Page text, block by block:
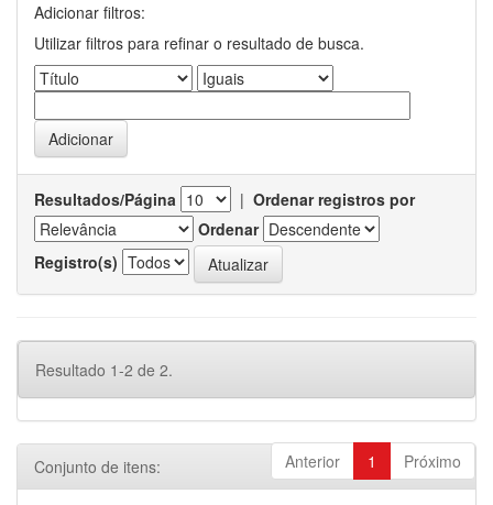
Adicionar filtros:
Utilizar filtros para refinar o resultado de busca.
Resultados/Página | Ordenar registros por
Ordenar
Registro(s)
Resultado 1-2 de 2.
Anterior 1 Próximo
Conjunto de itens: